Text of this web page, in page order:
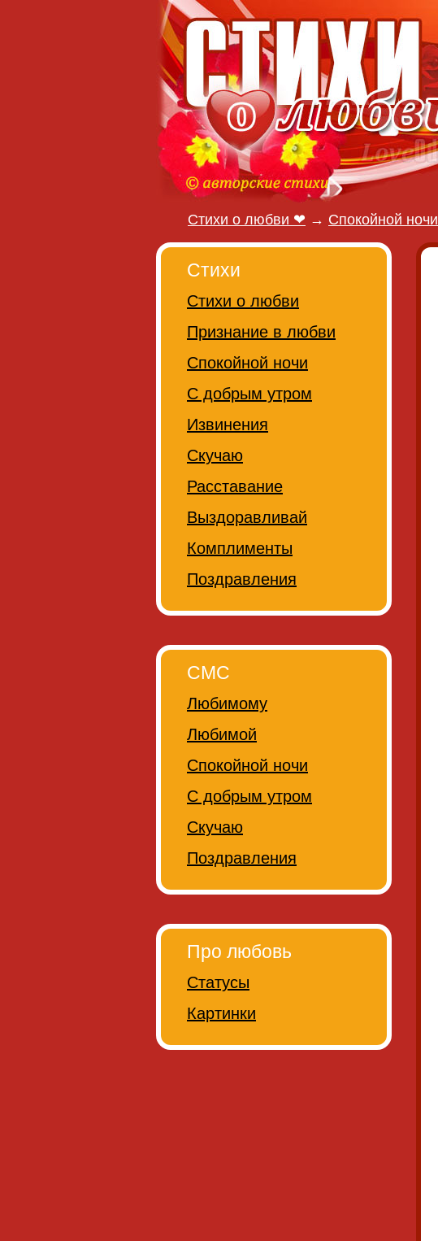
Стихи о любви ❤ → Спокойной ночи
Стихи
Стихи о любви
Признание в любви
Спокойной ночи
С добрым утром
Извинения
Скучаю
Расставание
Выздоравливай
Комплименты
Поздравления
СМС
Любимому
Любимой
Спокойной ночи
С добрым утром
Скучаю
Поздравления
Про любовь
Статусы
Картинки